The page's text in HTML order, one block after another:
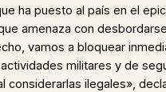
ha puesto al país en el
amenaza con
vamos a bloquear
militares y de
considerarlas ilegales»,